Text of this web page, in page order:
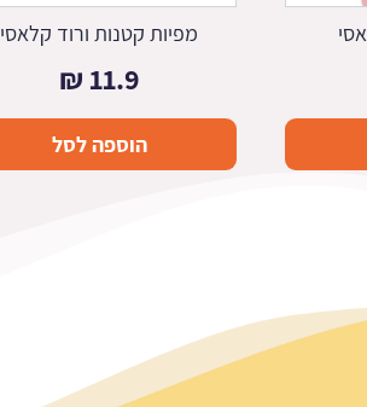
מפיות קטנות ורוד קלאסי
11.9
₪
הוספה לסל